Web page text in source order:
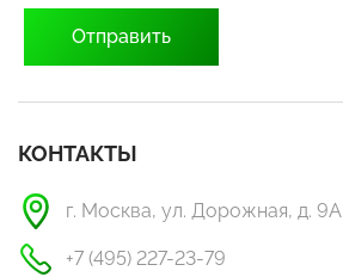
КОНТАКТЫ
г. Москва, ул. Дорожная, д. 9А
+7 (495) 227-23-79